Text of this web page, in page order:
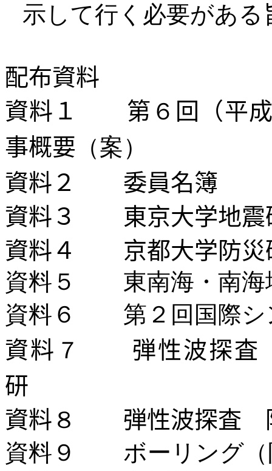
示して行く必要があ
配布資料
資料１
第 ６ 回（平
事概要 （案）
資料２
委員名簿
資料３
東京大学地
資料４
京都大学防
資料５ 東南海・南海
資料６ 第２回国際シ
資料 ７
弾性波探査
研
資料 ８
弾性波探査
資料９ ボーリング（